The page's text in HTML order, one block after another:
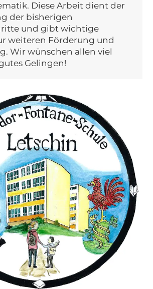
Diese Arbeit dient der
der bisherigen
und gibt wichtige
weiteren Förderung und
Wir wünschen allen viel
Gelingen!